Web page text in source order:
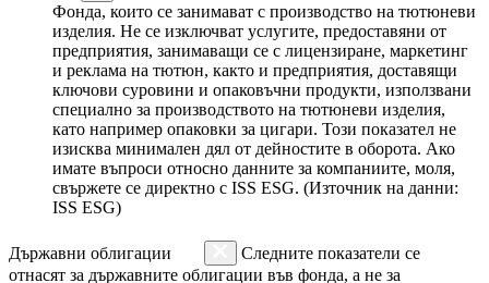
Фонда, които се занимават с производство на тютюневи
изделия. Не се изключват услугите, предоставяни от
предприятия, занимаващи се с лицензиране, маркетинг
и реклама на тютюн, както и предприятия, доставящи
ключови суровини и опаковъчни продукти, използвани
специално за производството на тютюневи изделия,
като например опаковки за цигари. Този показател не
изисква минимален дял от дейностите в оборота. Ако
имате въпроси относно данните за компаниите, моля,
свържете се директно с ISS ESG. (Източник на данни:
ISS ESG)
Държавни облигации
Следните показатели се
отнасят за държавните облигации във фонда, а не за